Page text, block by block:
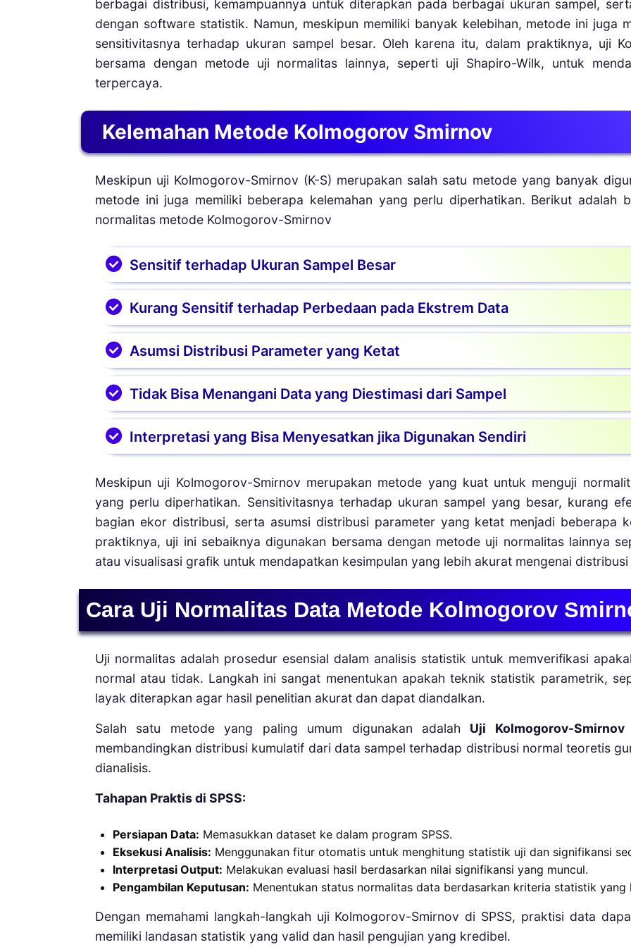
tidak sepenuhnya simetris.
berbagai distribusi, kemampuannya untuk diterapkan pada berbagai ukuran sampel,
dengan software statistik. Namun, meskipun memiliki banyak kelebihan, metode ini juga
sensitivitasnya terhadap ukuran sampel besar. Oleh karena itu, dalam praktiknya, uji
bersama dengan metode uji normalitas lainnya, seperti uji Shapiro-Wilk, untuk
terpercaya.
Kelemahan Metode Kolmogorov Smirnov
Meskipun uji Kolmogorov-Smirnov (K-S) merupakan salah satu metode yang banyak
metode ini juga memiliki beberapa kelemahan yang perlu diperhatikan. Berikut adalah
normalitas metode Kolmogorov-Smirnov
Sensitif terhadap Ukuran Sampel Besar
Uji Kolmogorov-Smirnov sangat sensitif terhadap ukuran sampel yang
mendeteksi perbedaan kecil antara distribusi sampel dan distribusi normal
tidak signifikan dalam praktik. Hal ini bisa menyebabkan kesimpulan
padahal masih cukup mendekati normal untuk analisis statistik parametrik.
Kurang Sensitif terhadap Perbedaan pada Ekstrem Data
Metode ini kurang efektif dalam menangkap perbedaan distribusi pada
Karena uji ini lebih berfokus pada distribusi kumulatif secara keseluruhan,
tidak terdeteksi. Dalam kasus ini, metode uji lain seperti Shapiro-
direkomendasikan.
Asumsi Distribusi Parameter yang Ketat
Walaupun bersifat nonparametrik, uji Kolmogorov-Smirnov tetap
distribusi dengan parameter tertentu. Jika mean dan varians data
dibandingkan, hasil uji bisa bias. Oleh karena itu, penting untuk
menggunakan metode ini.
Tidak Bisa Menangani Data yang Diestimasi dari Sampel
Uji ini tidak dapat digunakan pada data yang parameter distribusinya telah
karena bisa menghasilkan bias. Jika mean dan standar deviasi
Interpretasi yang Bisa Menyesatkan jika Digunakan Sendiri
data. Tanpa dukungan metode lain seperti histogram, boxplot, atau uji
Wilk), hasil analisis bisa menjadi menyesatkan. Oleh karena itu, lebih baik
untuk memperoleh kesimpulan yang lebih akurat.
Meskipun uji Kolmogorov-Smirnov merupakan metode yang kuat untuk menguji
yang perlu diperhatikan. Sensitivitasnya terhadap ukuran sampel yang besar, kurang
bagian ekor distribusi, serta asumsi distribusi parameter yang ketat menjadi beberapa
praktiknya, uji ini sebaiknya digunakan bersama dengan metode uji normalitas lainnya
atau visualisasi grafik untuk mendapatkan kesimpulan yang lebih akurat mengenai distribusi
Cara Uji Normalitas Data Metode Kolmogorov
Uji normalitas adalah prosedur esensial dalam analisis statistik untuk memverifikasi
normal atau tidak. Langkah ini sangat menentukan apakah teknik statistik parametrik,
layak diterapkan agar hasil penelitian akurat dan dapat diandalkan.
Salah satu metode yang paling umum digunakan adalah Uji Kolmogorov-Smirnov
membandingkan distribusi kumulatif dari data sampel terhadap distribusi normal teoretis
dianalisis.
Tahapan Praktis di SPSS:
Persiapan Data: Memasukkan dataset ke dalam program SPSS.
Eksekusi Analisis: Menggunakan fitur otomatis untuk menghitung statistik uji dan signifikansi
Interpretasi Output: Melakukan evaluasi hasil berdasarkan nilai signifikansi yang muncul.
Pengambilan Keputusan: Menentukan status normalitas data berdasarkan kriteria statistik yang
Dengan memahami langkah-langkah uji Kolmogorov-Smirnov di SPSS, praktisi data
memiliki landasan statistik yang valid dan hasil pengujian yang kredibel.